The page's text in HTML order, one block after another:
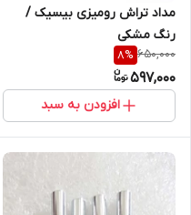
مداد تراش رومیزی بیسیک /
رنگ مشکی
650,000
8%
597,000
افزودن به سبد